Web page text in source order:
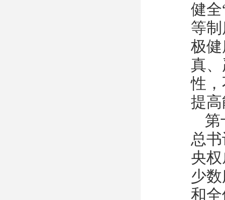
健
等
极
真
性
提
第
总
央
少
和